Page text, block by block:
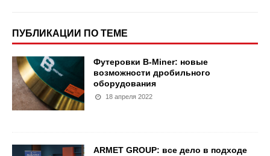
ПУБЛИКАЦИИ ПО ТЕМЕ
Футеровки B-Miner: новые
возможности дробильного
оборудования
18 апреля 2022
ARMET GROUP: все дело в подходе